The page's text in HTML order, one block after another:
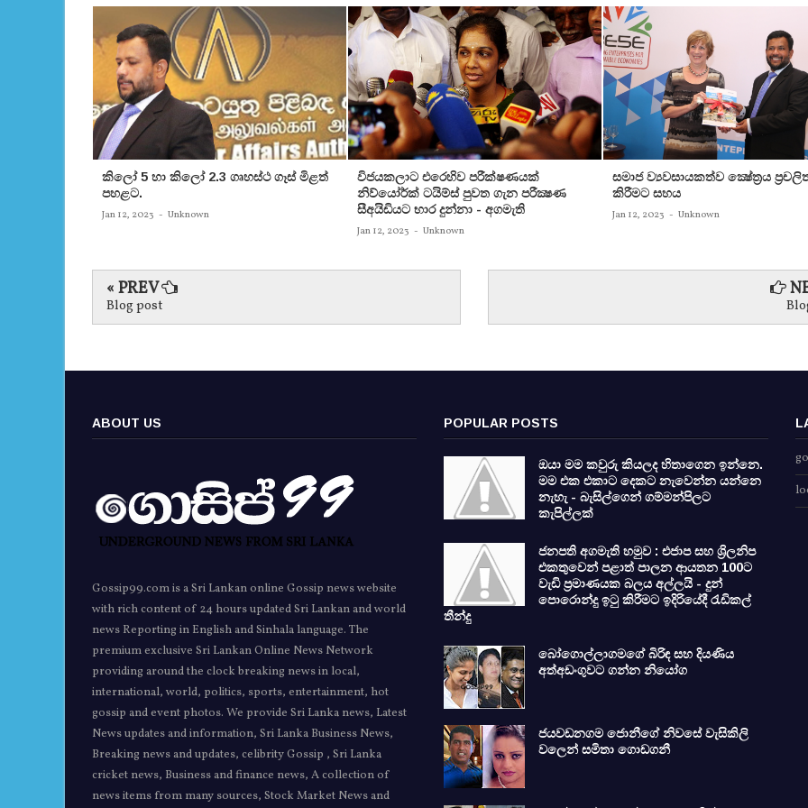
කිලෝ 5 හා කිලෝ 2.3 ගෘහස්ථ ගෑස් මිළත්
පහළට.
Jan 12, 2023 - Unknown
විජයකලාට එරෙහිව පරීක්‌ෂණයක්‌
නිව්යෝර්ක්‌ ටයිම්ස්‌ පුවත ගැන පරීක්‍ෂණ
සීඅයිඩියට භාර දුන්නා - අගමැති
Jan 12, 2023 - Unknown
සමාජ ව්‍යවසායකත්ව ක්‍ෂේත්‍රය
කිරීමට සහය
Jan 12, 2023 - Unknown
« PREV
Blog post
ABOUT US
Gossip99.com is a Sri Lankan online Gossip news website
with rich content of 24 hours updated Sri Lankan and world
news Reporting in English and Sinhala language. The
premium exclusive Sri Lankan Online News Network
providing around the clock breaking news in local,
international, world, politics, sports, entertainment, hot
gossip and event photos. We provide Sri Lanka news, Latest
News updates and information, Sri Lanka Business News,
Breaking news and updates, celibrity Gossip , Sri Lanka
cricket news, Business and finance news, A collection of
news items from many sources, Stock Market News and
POPULAR POSTS
ඔයා මම කවුරු කියලද හිතාගෙන ඉන්නෙ.
මම එක එකාට දෙකට නැවෙන්න යන්නෙ
නැහැ - බැසිල්ගෙන් ගම්මන්පිලට
කැපිල්ලක්
ජනපති අගමැති හමුව : එජාප සහ ශ්‍රිලනිප
එකතුවෙන් පළාත් පාලන ආයතන 100ට
වැඩි ප්‍රමාණයක බලය අල්ලයි - දුන්
පොරොන්දු ඉටු කිරීමට ඉදිරියේදී රැඩිකල්
තීන්දු
බෝගොල්ලාගමගේ බිරිඳ සහ දියණිය
අත්අඩංගුවට ගන්න නියෝග
ජයවඩනගම ජොනීගේ නිවසේ වැසිකිලි
වලෙන් සමිතා ගොඩගනී